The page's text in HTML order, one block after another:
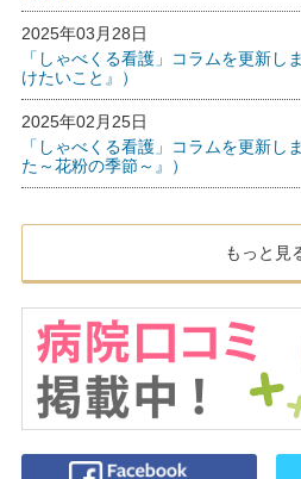
2025年03月28日
「しゃべくる看護」コラムを更新し
けたいこと』）
2025年02月25日
「しゃべくる看護」コラムを更新し
た～花粉の季節～』）
もっと見